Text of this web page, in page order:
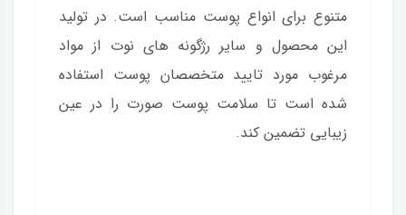
متنوع برای انواع پوست مناسب است. در تولید
این محصول و سایر رژگونه ‌های نوت از مواد
مرغوب مورد تایید متخصصان پوست استفاده
شده است تا سلامت پوست صورت را در عین
زیبایی تضمین کند.